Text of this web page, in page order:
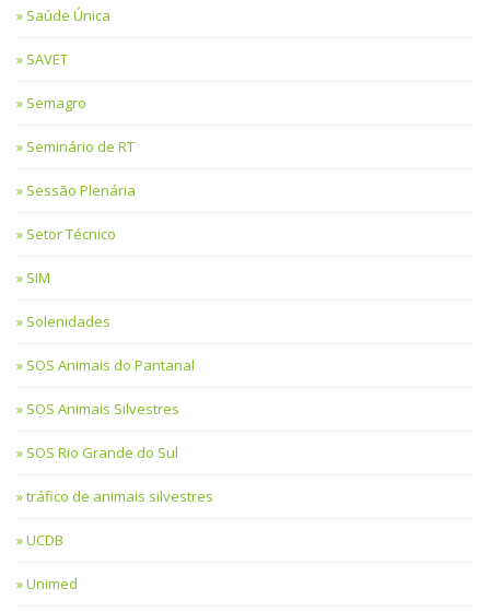
Saúde Única
SAVET
Semagro
Seminário de RT
Sessão Plenária
Setor Técnico
SIM
Solenidades
SOS Animais do Pantanal
SOS Animais Silvestres
SOS Rio Grande do Sul
tráfico de animais silvestres
UCDB
Unimed